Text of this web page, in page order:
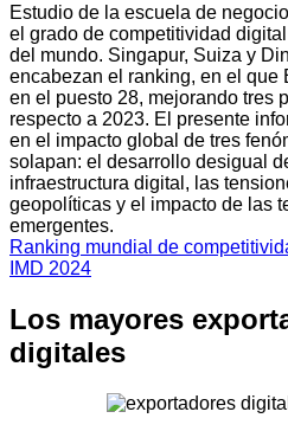
Estudio de la escuela de
el grado de competitividad
del mundo. Singapur, Suiza y
encabezan el ranking, en el que
en el puesto 28, mejorando tres
respecto a 2023. El presente
en el impacto global de tres
solapan: el desarrollo desigual
infraestructura digital, las
geopolíticas y el impacto de las
emergentes.
Ranking mundial de
IMD 2024
Los mayores
digitales